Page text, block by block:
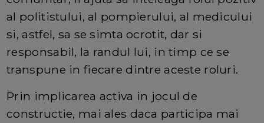
al politistului, al pompierului, al medicului
si, astfel, sa se simta ocrotit, dar si
responsabil, la randul lui, in timp ce se
transpune in fiecare dintre aceste roluri.
Prin implicarea activa in jocul de
constructie, mai ales daca participa mai